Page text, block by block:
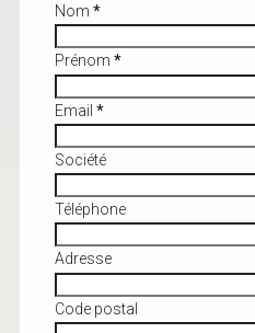
Nom *
Prénom *
Email *
Société
Téléphone
Adresse
Code postal